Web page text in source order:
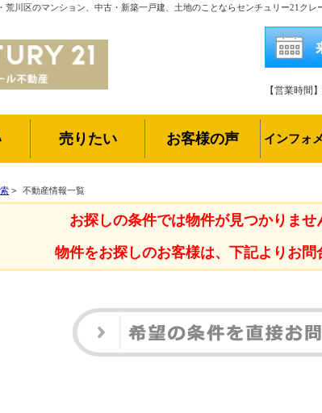
荒川区のマンション、中古・新築一戸建、土地のことならセンチュリー21クレ
【営業時間
売りたい お客様の声 インフォ
> 不動産情報一覧
お探しの条件では物件が見つかりませ
物件をお探しのお客様は、下記よりお問